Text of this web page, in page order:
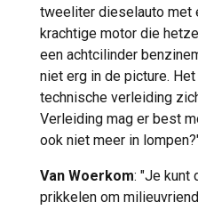
tweeliter dieselauto met
krachtige motor die
een achtcilinder
niet erg in de picture.
technische verleiding
Verleiding mag er best
ook niet meer in
Van Woerkom: "Je kunt
prikkelen om